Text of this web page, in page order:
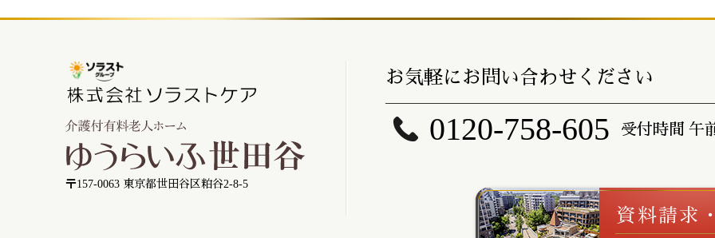
〒157-0063 東京都世田谷区粕谷2-8-5
お気軽にお問い合わせください
0120-758-605 受付時間 午